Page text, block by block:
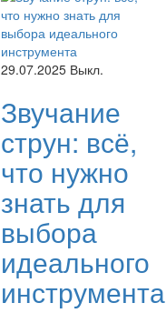
29.07.2025 Выкл.
Звучание
струн: всё,
что нужно
знать для
выбора
идеального
инструмента